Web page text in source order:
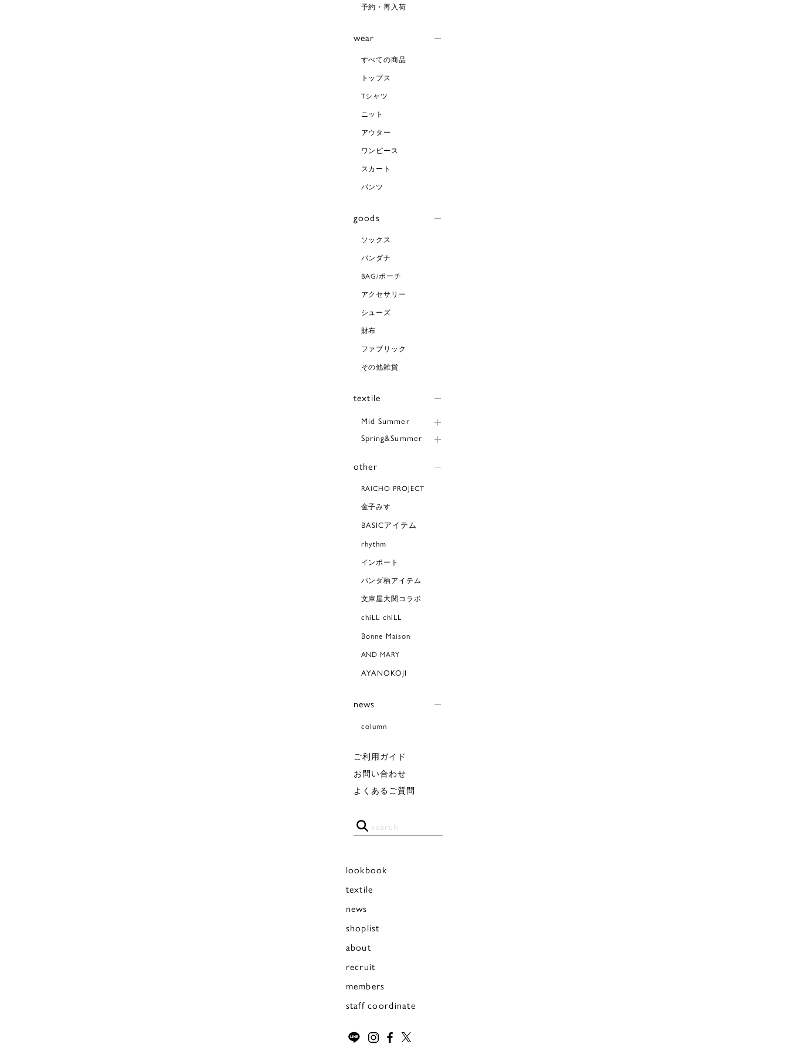
予約・再入荷
wear
すべての商品
トップス
Tシャツ
ニット
アウター
ワンピース
スカート
パンツ
goods
ソックス
バンダナ
BAG/ポーチ
アクセサリー
シューズ
財布
ファブリック
その他雑貨
textile
Mid Summer
Spring&Summer
other
RAICHO PROJECT
金子みすゞ
BASICアイテム
rhythm
インポート
パンダ柄アイテム
文庫屋大関コラボ
chiLL chiLL
Bonne Maison
AND MARY
AYANOKOJI
news
column
ご利用ガイド
お問い合わせ
よくあるご質問
lookbook
textile
news
shoplist
about
recruit
members
staff coordinate